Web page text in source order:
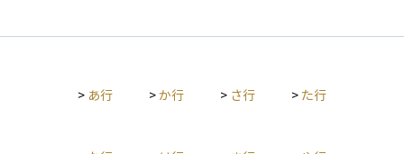
> あ行 >か行 > さ行 > た行